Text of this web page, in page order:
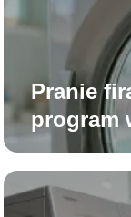
Pranie
program